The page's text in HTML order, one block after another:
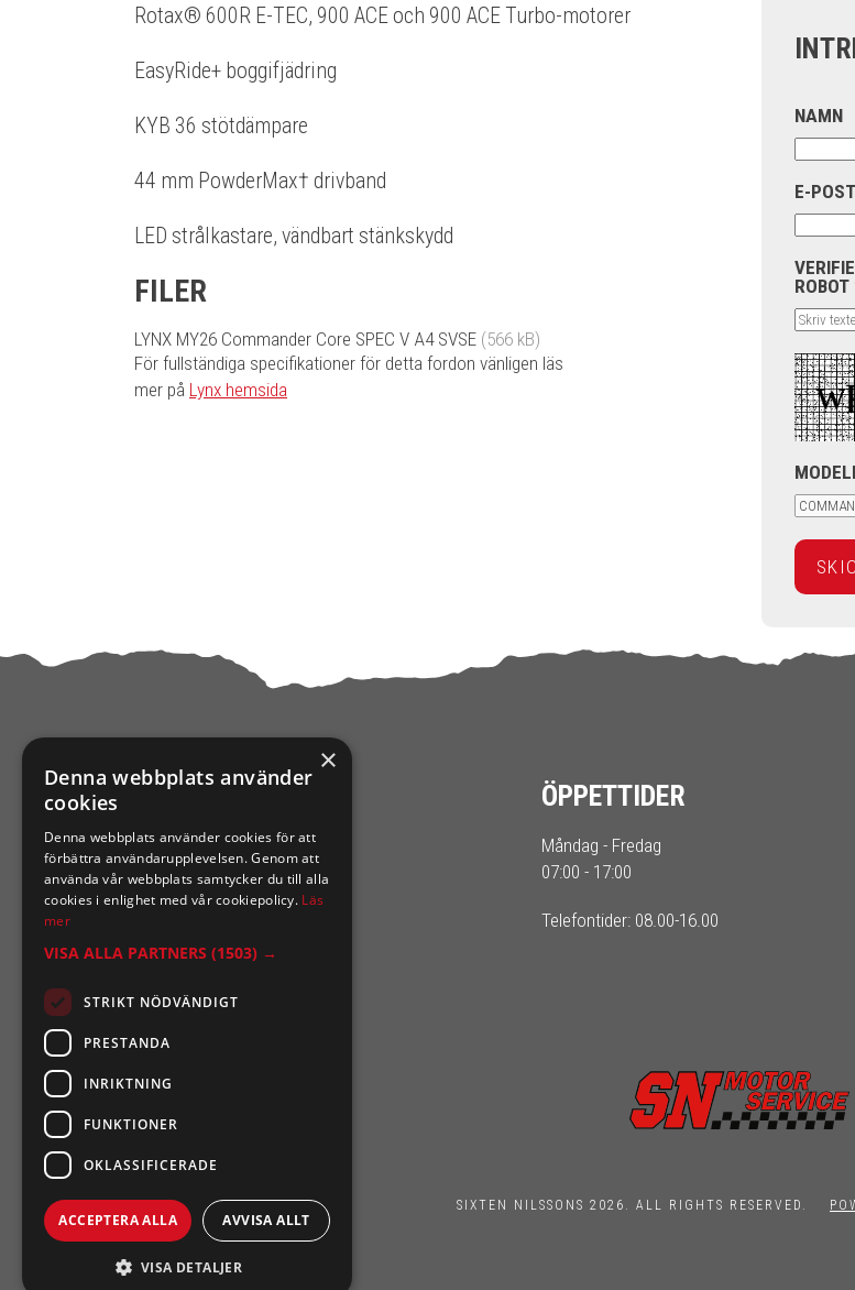
Rotax® 600R E-TEC, 900 ACE och 900 ACE Turbo-motorer
EasyRide+ boggifjädring
KYB 36 stötdämpare
44 mm PowderMax† drivband
LED strålkastare, vändbart stänkskydd
FILER
LYNX MY26 Commander Core SPEC V A4 SVSE (566 kB)
För fullständiga specifikationer för detta fordon vänligen läs
mer på Lynx hemsida
NAMN
E-POST
ROBOT
KONTAKTA OSS
Ångra mitt köp
0921-102 09
ÖPPETTIDER
Måndag - Fredag
07:00 - 17:00
Telefontider: 08.00-16.00
SIXTEN NILSSONS 2026. ALL RIGHTS RESERVED.
×
Denna webbplats använder
cookies
Denna webbplats använder cookies för att
förbättra användarupplevelsen. Genom att
använda vår webbplats samtycker du till alla
cookies i enlighet med vår cookiepolicy. Läs
mer
VISA ALLA PARTNERS (1503) →
STRIKT NÖDVÄNDIGT
PRESTANDA
INRIKTNING
FUNKTIONER
OKLASSIFICERADE
ACCEPTERA ALLA AVVISA ALLT
VISA DETALJER